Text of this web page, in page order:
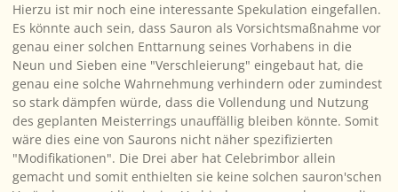
Hierzu ist mir noch eine interessante Spekulation eingefallen.
Es könnte auch sein, dass Sauron als Vorsichtsmaßnahme vor
genau einer solchen Enttarnung seines Vorhabens in die
Neun und Sieben eine "Verschleierung" eingebaut hat, die
genau eine solche Wahrnehmung verhindern oder zumindest
so stark dämpfen würde, dass die Vollendung und Nutzung
des geplanten Meisterrings unauffällig bleiben könnte. Somit
wäre dies eine von Saurons nicht näher spezifizierten
"Modifikationen". Die Drei aber hat Celebrimbor allein
gemacht und somit enthielten sie keine solchen sauron'schen